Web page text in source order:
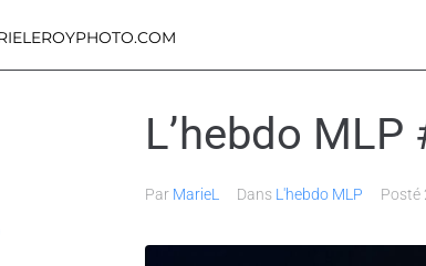
L’hebdo
Par MarieL Dans L'hebdo MLP Posté